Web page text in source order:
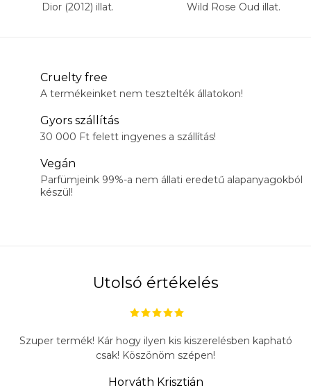
Dior (2012) illat.
Wild Rose Oud illat.
Cruelty free
A termékeinket nem tesztelték állatokon!
Gyors szállítás
30 000 Ft felett ingyenes a szállítás!
Vegán
Parfümjeink 99%-a nem állati eredetű alapanyagokból
készül!
Utolsó értékelés
Szuper termék! Kár hogy ilyen kis kiszerelésben kapható
csak! Köszönöm szépen!
Horváth Krisztián